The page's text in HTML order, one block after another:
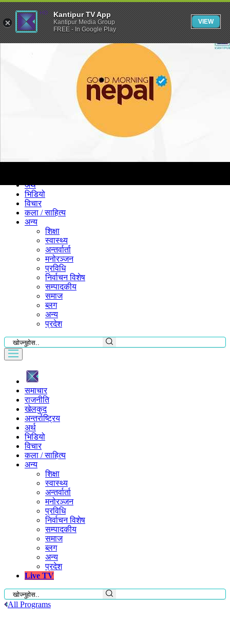
अर्थ
भिडियो
विचार
कला / साहित्य
अन्य
शिक्षा
स्वास्थ्य
अन्तर्वार्ता
मनोरञ्जन
प्रविधि
निर्वाचन विशेष
सम्पादकीय
समाज
ब्लग
अन्य
प्रदेश
समाचार
राजनीति
खेलकुद
अन्तर्राष्ट्रिय
अर्थ
भिडियो
विचार
कला / साहित्य
अन्य
शिक्षा
स्वास्थ्य
अन्तर्वार्ता
मनोरञ्जन
प्रविधि
निर्वाचन विशेष
सम्पादकीय
समाज
ब्लग
अन्य
प्रदेश
Live TV
All Programs
Kantipur TV App
Kantipur Media Group
FREE - In Google Play
VIEW